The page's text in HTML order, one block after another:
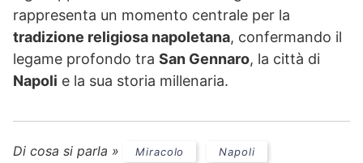
rappresenta un momento centrale per la
tradizione religiosa napoletana, confermando il
legame profondo tra San Gennaro, la città di
Napoli e la sua storia millenaria.
Di cosa si parla » Miracolo Napoli